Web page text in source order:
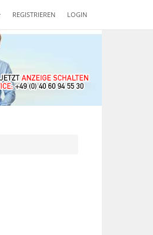
REGISTRIEREN LOGIN